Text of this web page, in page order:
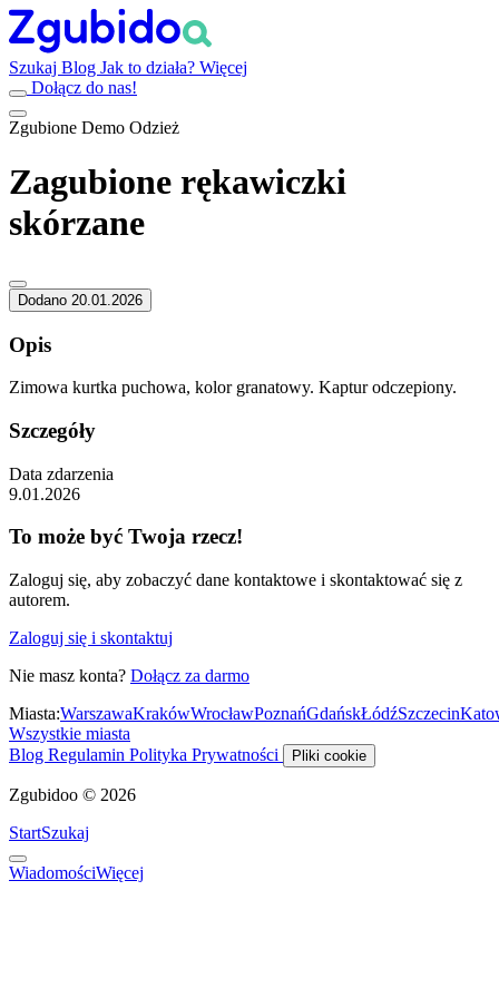
Szukaj Blog Jak to działa? Więcej
Dołącz do nas!
Zgubione Demo Odzież
Zagubione rękawiczki
skórzane
Dodano 20.01.2026
Opis
Zimowa kurtka puchowa, kolor granatowy. Kaptur odczepiony.
Szczegóły
Data zdarzenia
9.01.2026
To może być Twoja rzecz!
Zaloguj się, aby zobaczyć dane kontaktowe i skontaktować się z
autorem.
Zaloguj się i skontaktuj
Nie masz konta? Dołącz za darmo
Miasta:WarszawaKrakówWrocławPoznańGdańskŁódźSzczecin
Wszystkie miasta
Blog Regulamin Polityka Prywatności Pliki cookie
Zgubidoo © 2026
StartSzukaj
WiadomościWięcej